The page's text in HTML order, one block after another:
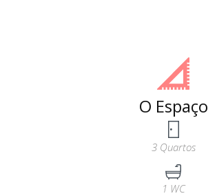
O Espaço
3 Quartos
1 WC